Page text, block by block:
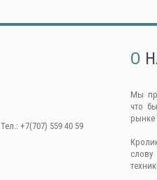
Тел.: +7(707) 559 40 59
О
Мы
что
рынке